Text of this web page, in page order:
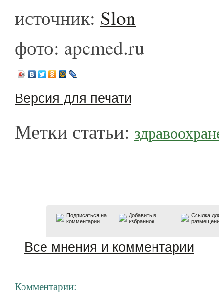
источник: Slon
фото: apcmed.ru
Версия для печати
Метки статьи:
Подписаться на
комментарии
Добавить в
избранное
Ссылка
Все мнения и комментарии
Комментарии: